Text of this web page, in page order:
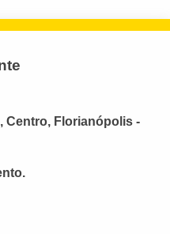
Centro, Florianópolis -